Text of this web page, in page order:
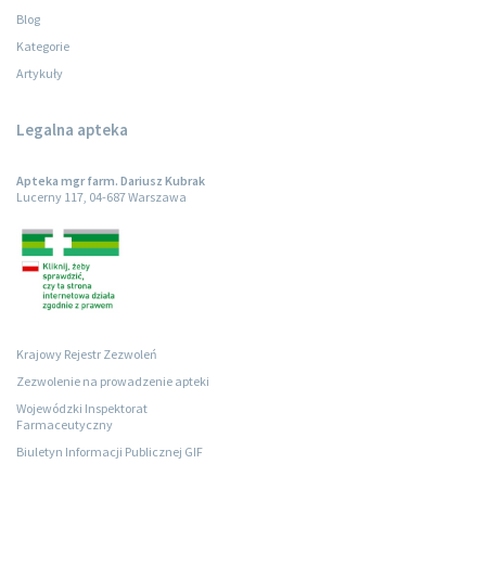
Blog
Kategorie
Artykuły
Legalna apteka
Apteka mgr farm. Dariusz Kubrak
Lucerny 117, 04-687 Warszawa
Krajowy Rejestr Zezwoleń
Zezwolenie na prowadzenie apteki
Wojewódzki Inspektorat
Farmaceutyczny
Biuletyn Informacji Publicznej GIF